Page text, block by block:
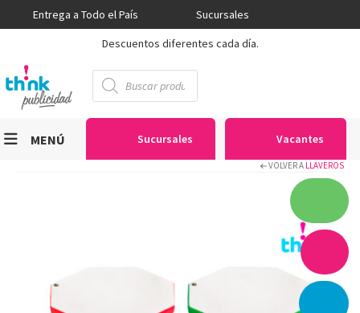
Entrega a Todo el País
Sucursales
Descuentos diferentes cada día.
Búsqueda
de
productos
Sucursales Vacantes
MENÚ
Textiles
VOLVER A LLAVEROS